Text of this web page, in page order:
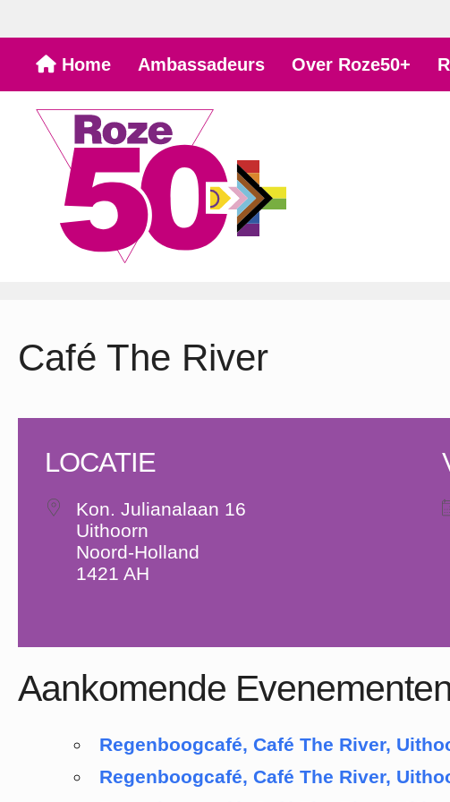
naar
inhoud
Home Ambassadeurs Over Roze50+
Café The River
LOCATIE
Kon. Julianalaan 16
Uithoorn
Noord-Holland
1421 AH
Aankomende
Regenboogcafé, Café The River,
Regenboogcafé, Café The River,